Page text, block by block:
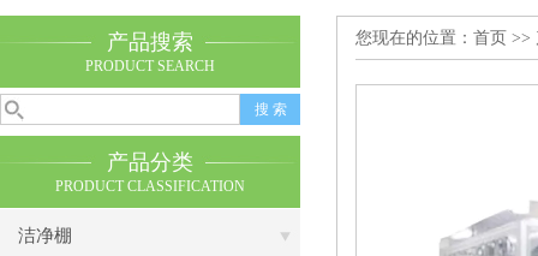
产品搜索
PRODUCT SEARCH
产品分类
PRODUCT CLASSIFICATION
洁净棚
您现在的位置： 首页 >>